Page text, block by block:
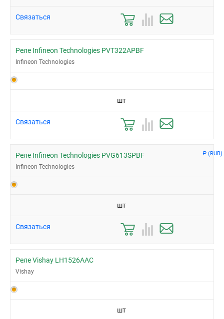
Р (RUB)
Связаться
Реле Infineon Technologies PVT322APBF
Infineon Technologies
шт
Связаться
Реле Infineon Technologies PVG613SPBF
Infineon Technologies
шт
Связаться
Реле Vishay LH1526AAC
Vishay
шт